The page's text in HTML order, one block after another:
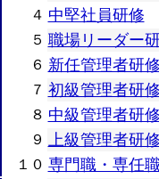
４ 中堅社員研修
５ 職場リーダー
６ 新任管理者研
７ 初級管理者研
８ 中級管理者研
９ 上級管理者研
１０ 専門職・専任